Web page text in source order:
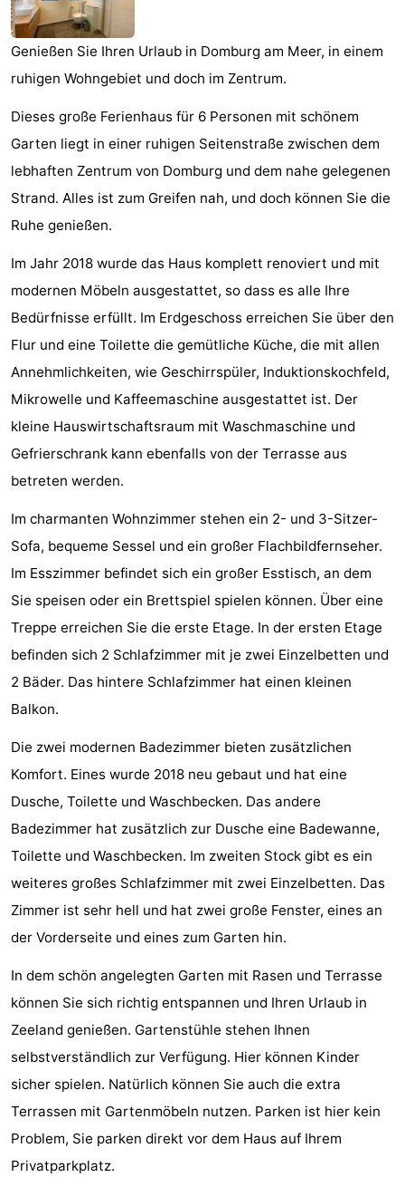
(mit
Frühstück)
Lastminutes
Strand
Sehen
&
tun
-
Museen
-
Mühlen
-
Leuchtturme
-
Aussichtspunkte
Attraktionen
-
Spielplätze
-
Indoor-
-
Minigolfplätze
Wellness-
Zentren
Dörfer
&
Natur
-
Radfahren
-
Reiten
-
Reitschulen
-
Golfplatze
-
Sportangeln
Mondriaan
Toorop
Essen
Genießen Sie Ihren Urlaub in Domburg am Meer, in einem
ruhigen Wohngebiet und doch im Zentrum.
Dieses große Ferienhaus für 6 Personen mit schönem
Garten liegt in einer ruhigen Seitenstraße zwischen dem
lebhaften Zentrum von Domburg und dem nahe gelegenen
Strand. Alles ist zum Greifen nah, und doch können Sie die
Ruhe genießen.
Im Jahr 2018 wurde das Haus komplett renoviert und mit
modernen Möbeln ausgestattet, so dass es alle Ihre
Bedürfnisse erfüllt. Im Erdgeschoss erreichen Sie über den
Flur und eine Toilette die gemütliche Küche, die mit allen
Annehmlichkeiten, wie Geschirrspüler, Induktionskochfeld,
Mikrowelle und Kaffeemaschine ausgestattet ist. Der
kleine Hauswirtschaftsraum mit Waschmaschine und
Gefrierschrank kann ebenfalls von der Terrasse aus
betreten werden.
Im charmanten Wohnzimmer stehen ein 2- und 3-Sitzer-
Sofa, bequeme Sessel und ein großer Flachbildfernseher.
Im Esszimmer befindet sich ein großer Esstisch, an dem
Sie speisen oder ein Brettspiel spielen können. Über eine
Treppe erreichen Sie die erste Etage. In der ersten Etage
befinden sich 2 Schlafzimmer mit je zwei Einzelbetten und
2 Bäder. Das hintere Schlafzimmer hat einen kleinen
Balkon.
Die zwei modernen Badezimmer bieten zusätzlichen
Komfort. Eines wurde 2018 neu gebaut und hat eine
Dusche, Toilette und Waschbecken. Das andere
Badezimmer hat zusätzlich zur Dusche eine Badewanne,
Toilette und Waschbecken. Im zweiten Stock gibt es ein
weiteres großes Schlafzimmer mit zwei Einzelbetten. Das
Zimmer ist sehr hell und hat zwei große Fenster, eines an
der Vorderseite und eines zum Garten hin.
In dem schön angelegten Garten mit Rasen und Terrasse
können Sie sich richtig entspannen und Ihren Urlaub in
Zeeland genießen. Gartenstühle stehen Ihnen
selbstverständlich zur Verfügung. Hier können Kinder
sicher spielen. Natürlich können Sie auch die extra
Terrassen mit Gartenmöbeln nutzen. Parken ist hier kein
Problem, Sie parken direkt vor dem Haus auf Ihrem
Privatparkplatz.